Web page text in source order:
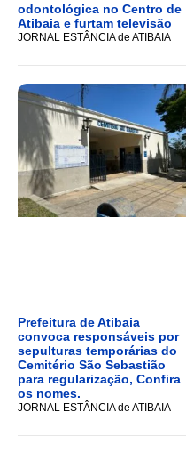
odontológica no Centro de
Atibaia e furtam televisão
JORNAL ESTÂNCIA de ATIBAIA
Prefeitura de Atibaia
convoca responsáveis por
sepulturas temporárias do
Cemitério São Sebastião
para regularização, Confira
os nomes.
JORNAL ESTÂNCIA de ATIBAIA